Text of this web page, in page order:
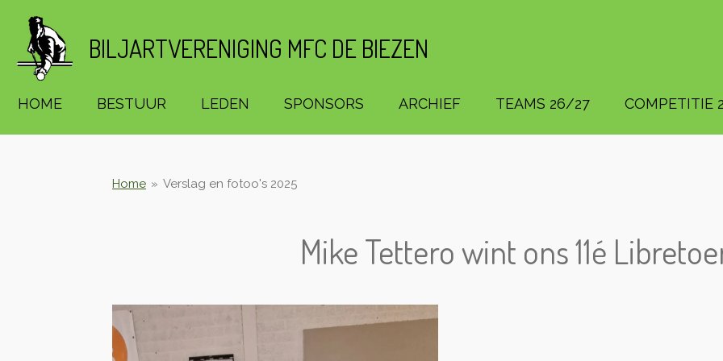
direct
naar
de
BILJARTVERENIGING MFC DE BIEZEN
HOME BESTUUR LEDEN SPONSORS ARCHIEF TEAMS 26/27 COMPETITIE
Home » Verslag en fotoo's 2025
Mike Tettero wint ons 11é